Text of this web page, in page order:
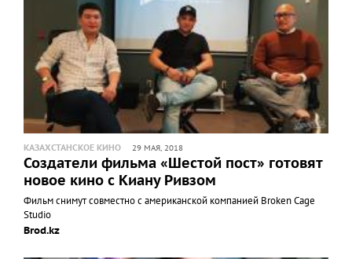
КАЗАХСТАНСКОЕ КИНО 29 МАЯ, 2018
Создатели фильма «Шестой пост» готовят
новое кино с Киану Ривзом
Фильм снимут совместно с американской компанией Broken Cage
Studio
Brod.kz